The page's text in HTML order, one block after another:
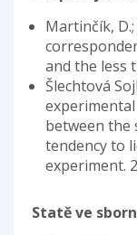
Martinčík,
and the less
Šlechtová
between the
tendency to
experiment.
Statě ve